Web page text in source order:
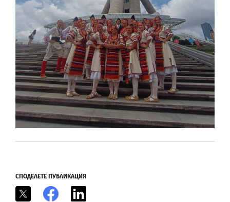
СПОДЕЛЕТЕ ПУБЛИКАЦИЯ
Facebook